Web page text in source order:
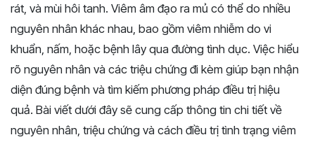
rát, và mùi hôi tanh. Viêm âm đạo ra mủ có thể do nhiều
nguyên nhân khác nhau, bao gồm viêm nhiễm do vi
khuẩn, nấm, hoặc bệnh lây qua đường tình dục. Việc hiểu
rõ nguyên nhân và các triệu chứng đi kèm giúp bạn nhận
diện đúng bệnh và tìm kiếm phương pháp điều trị hiệu
quả. Bài viết dưới đây sẽ cung cấp thông tin chi tiết về
nguyên nhân, triệu chứng và cách điều trị tình trạng viêm